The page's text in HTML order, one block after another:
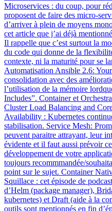
Microservices : du coup, pour
proposent de faire des micro-
d’arriver à plein de moyens
cet article que j’ai déjà
Il rappelle que c’est surtout la
du code qui donne de la
contexte, ni la maturité pour se
Automatisation Ansible 2.6:
consolidation avec des
l’utilisation de la mémoire
Includes”. Container et
Cluster Load Balancing and
Availability : Kubernetes
stabilisation. Service Mesh:
peuvent paraitre attrayant, leur
évidente et il faut aussi prévoir
développement de votre
toujours recommmandée/
point sur le sujet. Container
Squillace : cet épisode de
d’Helm (package manager),
kubernetes) et Draft (aide à la
outils sont mentionnés en fin